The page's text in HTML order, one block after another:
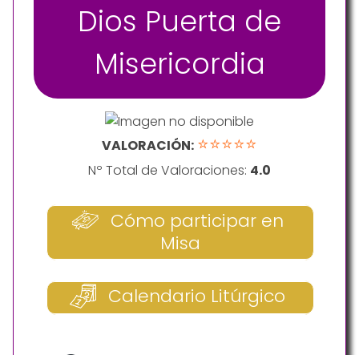
Dios Puerta de
Misericordia
VALORACIÓN: ⭐⭐⭐⭐⭐
Nº Total de Valoraciones: 4.0
Cómo participar en
Misa
Calendario Litúrgico